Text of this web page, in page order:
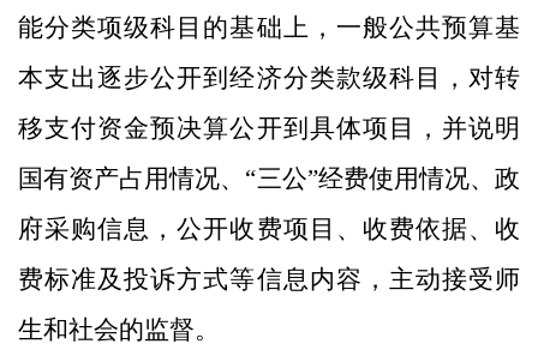
能分类项级科目的基础上，一般公共预算基
本支出逐步公开到经济分类款级科目，对转
移支付资金预决算公开到具体项目，并说明
国有资产占用情况、“三公”经费使用情况、政
府采购信息，公开收费项目、收费依据、收
费标准及投诉方式等信息内容，主动接受师
生和社会的监督。